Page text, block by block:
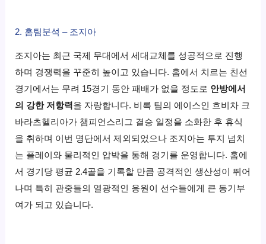
2. 홈팀분석 – 조지아
조지아는 최근 국제 무대에서 세대교체를 성공적으로 진행
하며 경쟁력을 꾸준히 높이고 있습니다. 홈에서 치르는 친선
경기에서는 무려 15경기 동안 패배가 없을 정도로 안방에서
의 강한 저항력을 자랑합니다. 비록 팀의 에이스인 흐비차 크
바라츠헬리아가 챔피언스리그 결승 일정을 소화한 후 휴식
을 취하며 이번 명단에서 제외되었으나 조지아는 투지 넘치
는 플레이와 물리적인 압박을 통해 경기를 운영합니다. 홈에
서 경기당 평균 2.4골을 기록할 만큼 공격적인 생산성이 뛰어
나며 특히 관중들의 열광적인 응원이 선수들에게 큰 동기부
여가 되고 있습니다.